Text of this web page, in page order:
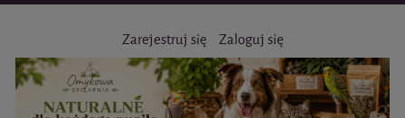
Zarejestruj się Zaloguj się